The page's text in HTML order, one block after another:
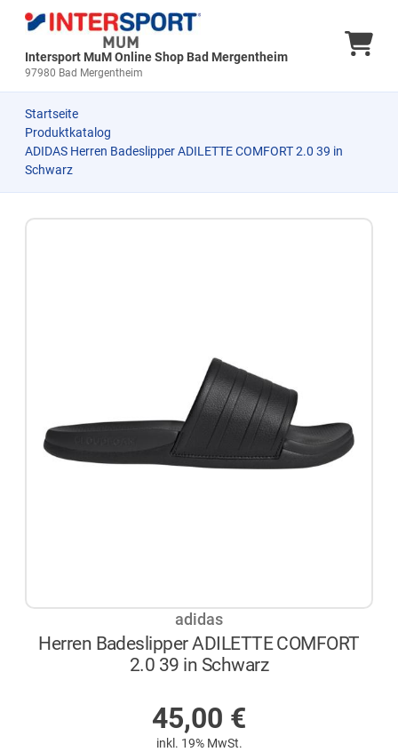
Intersport MuM Online Shop Bad Mergentheim
97980 Bad Mergentheim
Startseite
Produktkatalog
ADIDAS Herren Badeslipper ADILETTE COMFORT 2.0 39 in
Schwarz
adidas
Herren Badeslipper ADILETTE COMFORT
2.0 39 in Schwarz
45,00 €
inkl. 19% MwSt.